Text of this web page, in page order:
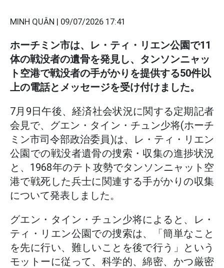
MINH QUÂN | 09/07/2026 17:41
ホーチミン市は、レ・ティ・リエン公園で11
体の戦没者の遺骨を発見し、タンソンニャッ
ト空港で戦没者の手がかりを提供する50件以
上の電話とメッセージを受け付けました。
7月9日午後、経済社会状況に関する定期記者
会見で、グエン・タイン・チュン少将(ホーチ
ミン市司令部政治委員)は、レ・ティ・リエン
公園での戦没者遺骨の捜索・収集の進捗状況
と、1968年のテト攻勢でタンソンニャット空
港で戦死した兵士に関連する手がかりの収集
について発表しました。
グエン・タイン・チュン少将によると、レ・
ティ・リエン公園での捜索は、「簡単なこと
を先に行い、難しいことを後で行う」という
モットーに従って、科学的、綿密、かつ厳密